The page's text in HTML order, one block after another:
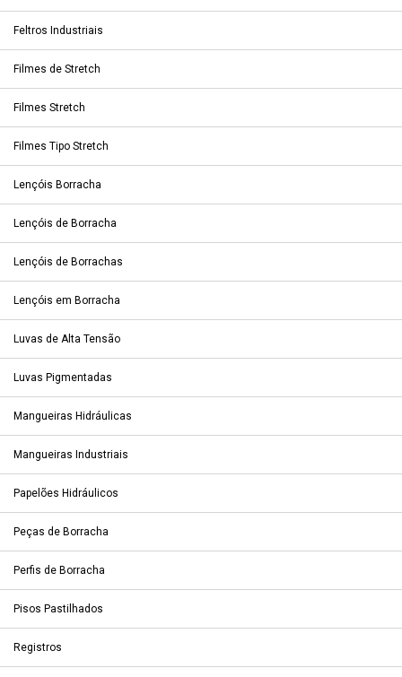
Feltros Industriais
Filmes de Stretch
Filmes Stretch
Filmes Tipo Stretch
Lençóis Borracha
Lençóis de Borracha
Lençóis de Borrachas
Lençóis em Borracha
Luvas de Alta Tensão
Luvas Pigmentadas
Mangueiras Hidráulicas
Mangueiras Industriais
Papelões Hidráulicos
Peças de Borracha
Perfis de Borracha
Pisos Pastilhados
Registros